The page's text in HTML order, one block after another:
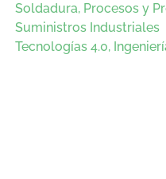
Soldadura, Procesos y
Suministros Industriales
Tecnologías 4.0,